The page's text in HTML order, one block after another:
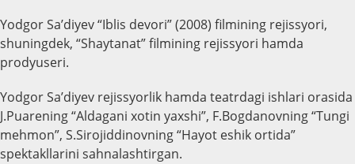
Yodgor Sa’diyev “Iblis devori” (2008) filmining rejissyori,
shuningdek, “Shaytanat” filmining rejissyori hamda
prodyuseri.
Yodgor Sa’diyev rejissyorlik hamda teatrdagi ishlari orasida
J.Puarening “Aldagani xotin yaxshi”, F.Bogdanovning “Tungi
mehmon”, S.Sirojiddinovning “Hayot eshik ortida”
spektakllarini sahnalashtirgan.